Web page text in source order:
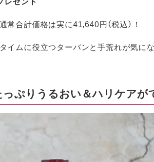
合計価格は実に41,640円（税込）！
イムに役立つターバンと手荒れが気に
ぷりうるおい＆ハリケアが